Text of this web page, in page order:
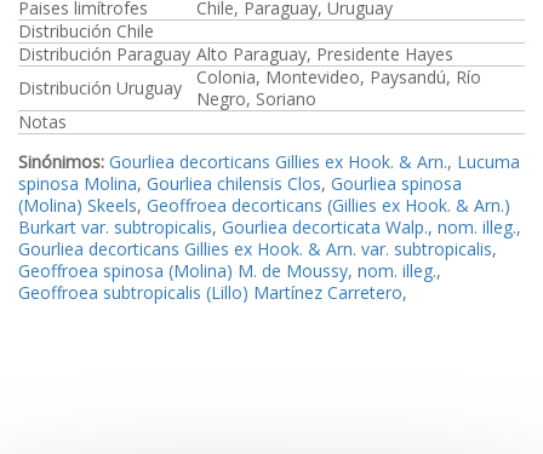
Paises limítrofes
Chile, Paraguay, Uruguay
Distribución Chile
Distribución Paraguay Alto Paraguay, Presidente Hayes
Distribución Uruguay
Colonia, Montevideo, Paysandú, Río
Negro, Soriano
Notas
Sinónimos: Gourliea decorticans Gillies ex Hook. & Arn., Lucuma
spinosa Molina, Gourliea chilensis Clos, Gourliea spinosa
(Molina) Skeels, Geoffroea decorticans (Gillies ex Hook. & Arn.)
Burkart var. subtropicalis, Gourliea decorticata Walp., nom. illeg.,
Gourliea decorticans Gillies ex Hook. & Arn. var. subtropicalis,
Geoffroea spinosa (Molina) M. de Moussy, nom. illeg.,
Geoffroea subtropicalis (Lillo) Martínez Carretero,